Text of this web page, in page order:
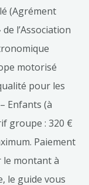
(Agrément
l’Association
motorisé
pour les
Enfants (à
groupe : 320 €
Paiement
le montant à
le guide vous